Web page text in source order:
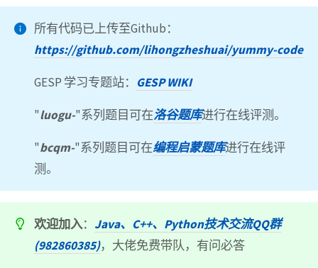
所有代码已上传至Github：
https://github.com/lihongzheshuai/yummy-code
GESP 学习专题站： GESP WIKI
"luogu-"系列题目可在洛谷题库进行在线评测。
"bcqm-"系列题目可在编程启蒙题库进行在线评
测。
欢迎加入： Java、C++、Python技术交流QQ群
(982860385)，大佬免费带队，有问必答